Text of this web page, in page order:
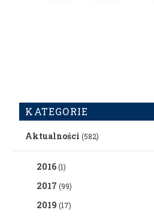
KATEGORIE
Aktualności (582)
2016(1)
2017 (99)
2019 (17)